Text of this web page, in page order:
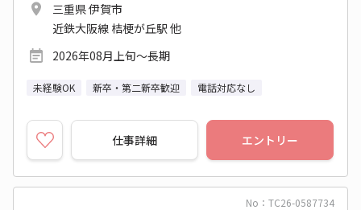
三重県 伊賀市
近鉄大阪線 桔梗が丘駅 他
2026年08月上旬～長期
未経験OK 新卒・第二新卒歓迎 電話対応なし
仕事詳細 エントリー
No：TC26-0587734